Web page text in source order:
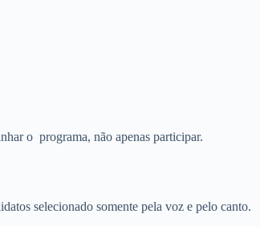
o programa, não apenas participar.
selecionado somente pela voz e pelo canto.